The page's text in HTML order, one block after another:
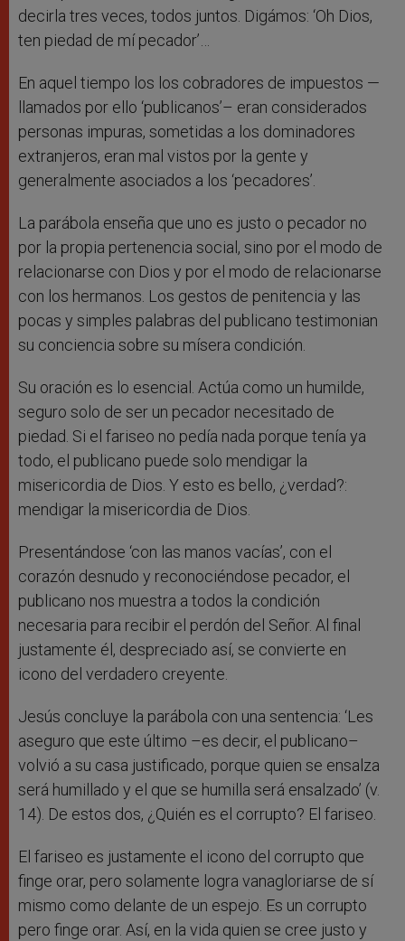
decirla tres veces, todos juntos. Digámos: ‘Oh Dios,
ten piedad de mí pecador’…
En aquel tiempo los los cobradores de impuestos —
llamados por ello ‘publicanos’– eran considerados
personas impuras, sometidas a los dominadores
extranjeros, eran mal vistos por la gente y
generalmente asociados a los ‘pecadores’.
La parábola enseña que uno es justo o pecador no
por la propia pertenencia social, sino por el modo de
relacionarse con Dios y por el modo de relacionarse
con los hermanos. Los gestos de penitencia y las
pocas y simples palabras del publicano testimonian
su conciencia sobre su mísera condición.
Su oración es lo esencial. Actúa como un humilde,
seguro solo de ser un pecador necesitado de
piedad. Si el fariseo no pedía nada porque tenía ya
todo, el publicano puede solo mendigar la
misericordia de Dios. Y esto es bello, ¿verdad?:
mendigar la misericordia de Dios.
Presentándose ‘con las manos vacías’, con el
corazón desnudo y reconociéndose pecador, el
publicano nos muestra a todos la condición
necesaria para recibir el perdón del Señor. Al final
justamente él, despreciado así, se convierte en
icono del verdadero creyente.
Jesús concluye la parábola con una sentencia: ‘Les
aseguro que este último –es decir, el publicano–
volvió a su casa justificado, porque quien se ensalza
será humillado y el que se humilla será ensalzado’ (v.
14). De estos dos, ¿Quién es el corrupto? El fariseo.
El fariseo es justamente el icono del corrupto que
finge orar, pero solamente logra vanagloriarse de sí
mismo como delante de un espejo. Es un corrupto
pero finge orar. Así, en la vida quien se cree justo y